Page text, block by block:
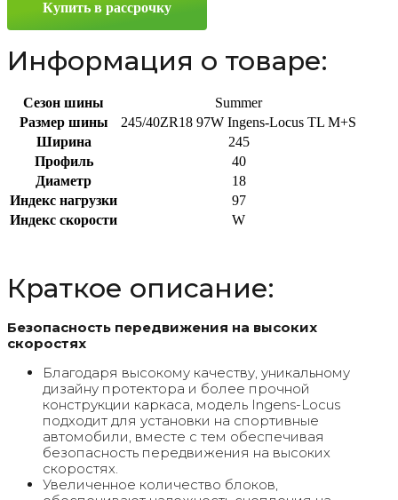
Купить в рассрочку
Информация о товаре:
Сезон шины
Summer
Размер шины
245/40ZR18 97W Ingens-Locus TL M+S
Ширина
245
Профиль
40
Диаметр
18
Индекс нагрузки
97
Индекс скорости
W
Краткое описание:
Безопасность передвижения на высоких
скоростях
Благодаря высокому качеству, уникальному
дизайну протектора и более прочной
конструкции каркаса, модель Ingens-Locus
подходит для установки на спортивные
автомобили, вместе с тем обеспечивая
безопасность передвижения на высоких
скоростях.
Увеличенное количество блоков,